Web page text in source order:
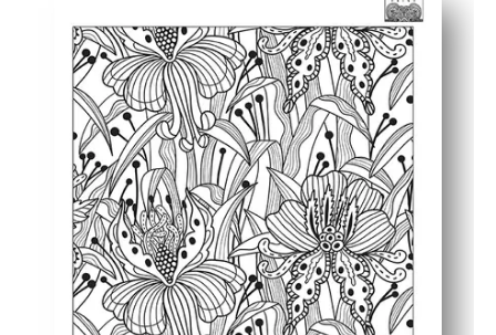
错综复杂的花卉图案可鼓励您在创作时集中精力、正念
培养精细的运动控制和色彩规划技能。
根据需要重印——非常适合早期完成者、艺术中心、家